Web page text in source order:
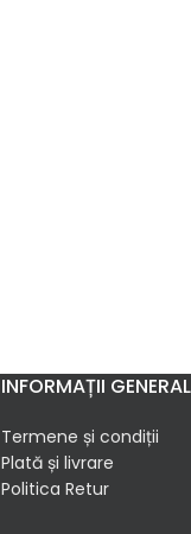
INFORMAȚII
Termene și condiții
Plată și livrare
Politica Retur